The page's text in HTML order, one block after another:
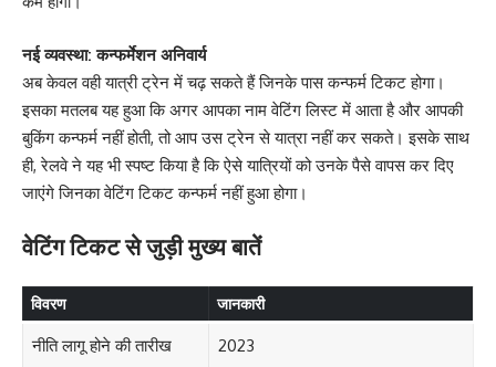
नई व्यवस्था: कन्फर्मेशन अनिवार्य
अब केवल वही यात्री ट्रेन में चढ़ सकते हैं जिनके पास कन्फर्म टिकट होगा।
इसका मतलब यह हुआ कि अगर आपका नाम वेटिंग लिस्ट में आता है और आपकी
बुकिंग कन्फर्म नहीं होती, तो आप उस ट्रेन से यात्रा नहीं कर सकते। इसके साथ
ही, रेलवे ने यह भी स्पष्ट किया है कि ऐसे यात्रियों को उनके पैसे वापस कर दिए
जाएंगे जिनका वेटिंग टिकट कन्फर्म नहीं हुआ होगा।
वेटिंग टिकट से जुड़ी मुख्य बातें
विवरण जानकारी
नीति लागू होने की तारीख 2023